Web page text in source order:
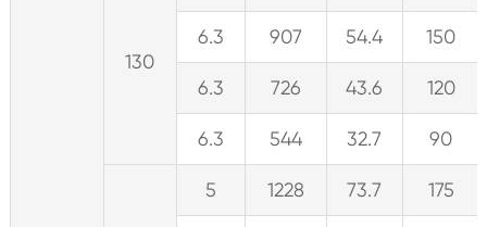
130
6.3 907 54.4 150
6.3 726 43.6 120
6.3 544 32.7 90
5 1228 73.7 175